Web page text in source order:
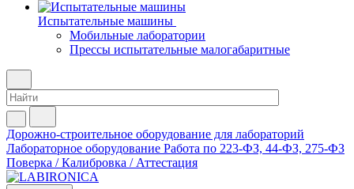
Испытательные машины
Мобильные лаборатории
Прессы испытательные малогабаритные
Дорожно-строительное оборудование для лабораторий
Лабораторное оборудование Работа по 223-ФЗ, 44-ФЗ, 275-ФЗ
Поверка / Калибровка / Аттестация